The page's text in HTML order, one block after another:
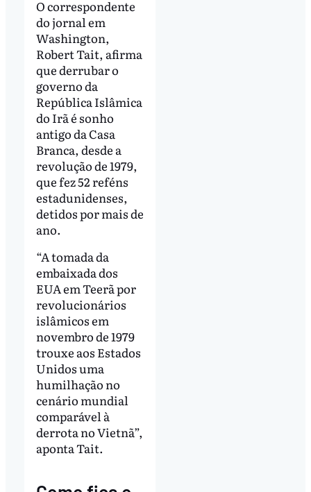
O correspondente
do jornal em
Washington,
Robert Tait, afirma
que derrubar o
governo da
República Islâmica
do Irã é sonho
antigo da Casa
Branca, desde a
revolução de 1979,
que fez 52 reféns
estadunidenses,
detidos por mais de
ano.
“A tomada da
embaixada dos
EUA em Teerã por
revolucionários
islâmicos em
novembro de 1979
trouxe aos Estados
Unidos uma
humilhação no
cenário mundial
comparável à
derrota no Vietnã”,
aponta Tait.